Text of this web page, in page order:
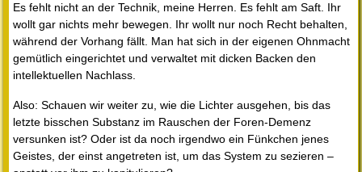
Es fehlt nicht an der Technik, meine Herren. Es fehlt am Saft. Ihr
wollt gar nichts mehr bewegen. Ihr wollt nur noch Recht behalten,
während der Vorhang fällt. Man hat sich in der eigenen Ohnmacht
gemütlich eingerichtet und verwaltet mit dicken Backen den
intellektuellen Nachlass.
Also: Schauen wir weiter zu, wie die Lichter ausgehen, bis das
letzte bisschen Substanz im Rauschen der Foren-Demenz
versunken ist? Oder ist da noch irgendwo ein Fünkchen jenes
Geistes, der einst angetreten ist, um das System zu sezieren –